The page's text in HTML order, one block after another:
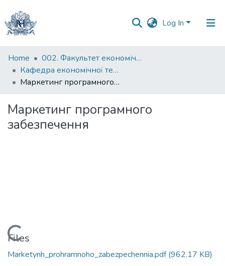
Log In
Communities
&
Collections
Statistics
Home
002. Факультет економічних наук
Кафедра економічної теорії
Маркетинг програмного забезпечення
Маркетинг програмного
забезпечення
Loading...
Files
Marketynh_prohramnoho_zabezpechennia.pdf(962.17 KB)